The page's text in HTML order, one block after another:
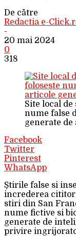
De către
Redactia e-
-
20 mai 2024
0
318
Site local
nume false
generate de
Facebook
Twitter
Pinterest
WhatsApp
Știrile false si
increderea
stiri din San
nume fictive si
generate de
privire